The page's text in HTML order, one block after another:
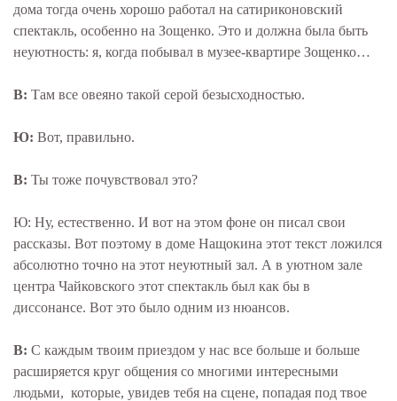
дома тогда очень хорошо работал на сатириконовский
спектакль, особенно на Зощенко. Это и должна была быть
неуютность: я, когда побывал в музее-квартире Зощенко…
В: Там все овеяно такой серой безысходностью.
Ю: Вот, правильно.
В: Ты тоже почувствовал это?
Ю: Ну, естественно. И вот на этом фоне он писал свои
рассказы. Вот поэтому в доме Нащокина этот текст ложился
абсолютно точно на этот неуютный зал. А в уютном зале
центра Чайковского этот спектакль был как бы в
диссонансе. Вот это было одним из нюансов.
В: С каждым твоим приездом у нас все больше и больше
расширяется круг общения со многими интересными
людьми, которые, увидев тебя на сцене, попадая под твое